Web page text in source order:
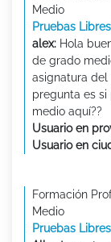
Medio
Pruebas
alex: Hola
de grado
asignatura del
pregunta es
medio aquí??
Usuario en
Usuario en
Formación
Medio
Pruebas